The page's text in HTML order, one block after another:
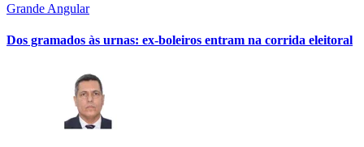
Grande Angular
Dos gramados às urnas: ex-boleiros entram na corrida eleitoral